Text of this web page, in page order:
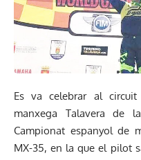
Es va celebrar al
manxega Talavera de
Campionat espanyol de
MX-35, en la que el pilot